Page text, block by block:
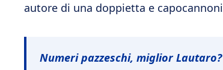
autore di una doppietta e
Numeri pazzeschi, miglior Lautaro?